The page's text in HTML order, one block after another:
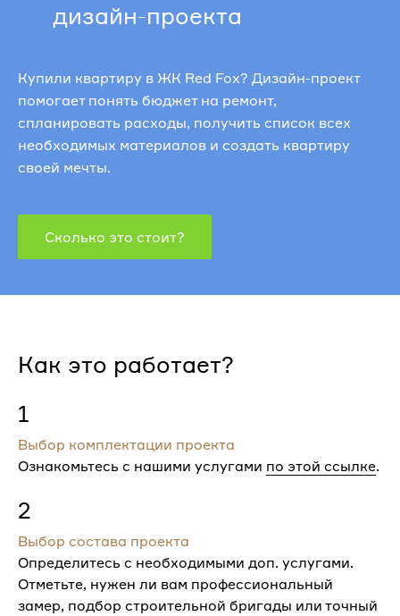
дизайн-проекта
Купили квартиру в ЖК Red Fox? Дизайн-проект
помогает понять бюджет на ремонт,
спланировать расходы, получить список всех
необходимых материалов и создать квартиру
своей мечты.
Сколько это стоит?
Как это работает?
1
Выбор комплектации проекта
Ознакомьтесь с нашими услугами по этой ссылке.
2
Выбор состава проекта
Определитесь с необходимыми доп. услугами.
Отметьте, нужен ли вам профессиональный
замер, подбор строительной бригады или точный